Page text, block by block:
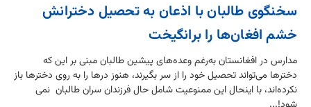
سخنگوی طالبان با اذعان به تحصیل دخترانش
خشم افغان‌ها را برانگیخت
مدارس در افغانستان به‌رغم وعده‌های پیشین طالبان مبنی بر این که
دخترها می‌تواند تحصیل خود را از سر بگیرند، هنوز درها را به روی دخترها باز
نکرده‌اند، با اینحال این ممنوعیت شامل حال فرزندان سران طالبان نمی